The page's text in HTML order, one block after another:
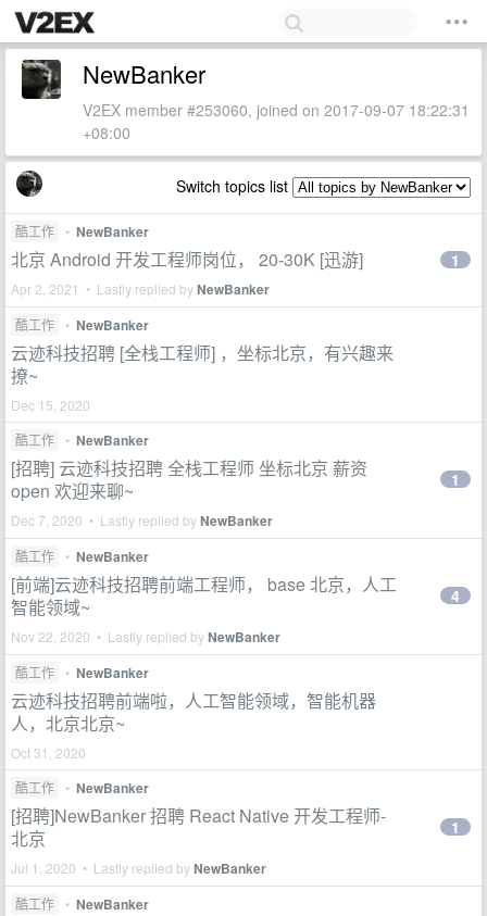
NewBanker
V2EX member #253060, joined on 2017-09-07 18:22:31
+08:00
Switch topics list
酷工作 • NewBanker
北京 Android 开发工程师岗位， 20-30K [迅游]
Apr 2, 2021 • Lastly replied byNewBanker
1
酷工作 • NewBanker
云迹科技招聘 [全栈工程师] ，坐标北京，有兴趣来
撩~
Dec 15, 2020
酷工作
• NewBanker
[招聘] 云迹科技招聘 全栈工程师 坐标北京 薪资
open 欢迎来聊~
Dec 7, 2020 • Lastly replied byNewBanker
1
酷工作 • NewBanker
[前端]云迹科技招聘前端工程师， base 北京，人工
智能领域~
Nov 22, 2020 • Lastly replied byNewBanker
4
酷工作 • NewBanker
云迹科技招聘前端啦，人工智能领域，智能机器
人，北京北京~
Oct 31, 2020
酷工作
• NewBanker
[招聘]NewBanker 招聘 React Native 开发工程师-
北京
Jul 1, 2020 • Lastly replied byNewBanker
1
酷工作 • NewBanker